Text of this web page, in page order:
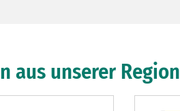
aus unserer Region